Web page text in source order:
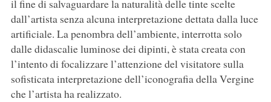
il fine di salvaguardare la naturalità delle tinte scelte
dall’artista senza alcuna interpretazione dettata dalla luce
artificiale. La penombra dell’ambiente, interrotta solo
dalle didascalie luminose dei dipinti, è stata creata con
l’intento di focalizzare l’attenzione del visitatore sulla
sofisticata interpretazione dell’iconografia della Vergine
che l’artista ha realizzato.